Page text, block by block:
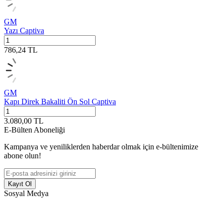
GM
Yazı Captiva
786,24 TL
GM
Kapı Direk Bakaliti Ön Sol Captiva
3.080,00 TL
E-Bülten Aboneliği
Kampanya ve yeniliklerden haberdar olmak için e-bültenimize
abone olun!
Kayıt Ol
Sosyal Medya